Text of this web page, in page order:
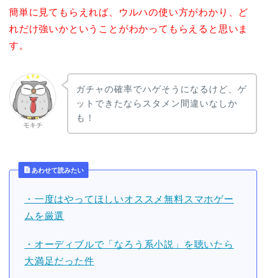
簡単に見てもらえれば、ウルハの使い方がわかり、ど
れだけ強いかということがわかってもらえると思いま
す。
モキチ
ガチャの確率でハゲそうになるけど、ゲ
ットできたならスタメン間違いなしか
も！
あわせて読みたい
・一度はやってほしいオススメ無料スマホゲー
ムを厳選
・オーディブルで「なろう系小説」を聴いたら
大満足だった件